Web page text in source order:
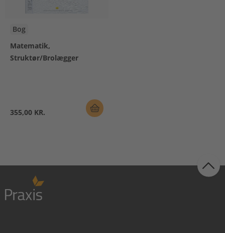
Bog
Matematik,
Struktør/Brolægger
355,00 KR.